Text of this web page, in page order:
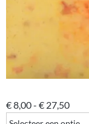
€8,00- € 27,50